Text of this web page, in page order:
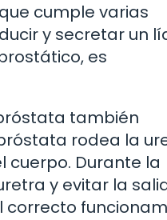
cumple varias
y secretar un
es
también
rodea la
cuerpo. Durante la
y evitar la
correcto